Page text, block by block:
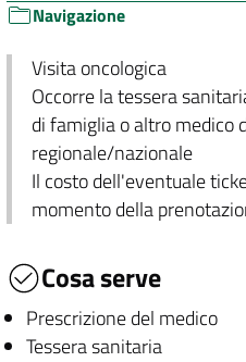
Navigazione
Visita oncologica
Occorre la tessera
di famiglia o altro medico
regionale/nazionale
Il costo dell'eventuale
momento della
Cosa serve
Prescrizione del medico
Tessera sanitaria